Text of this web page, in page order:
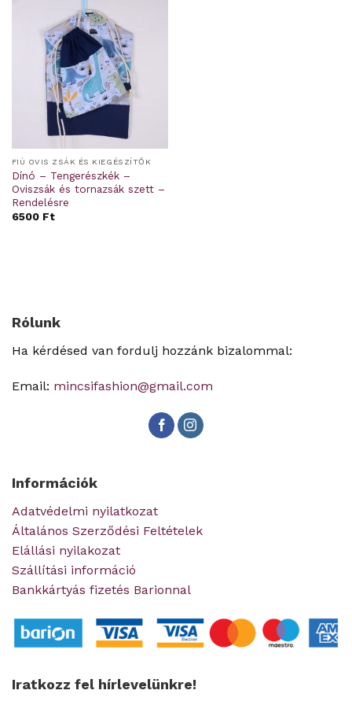
FIÚ OVIS ZSÁK ÉS KIEGÉSZÍTŐK
Dínó – Tengerészkék –
Oviszsák és tornazsák szett –
Rendelésre
6500 Ft
Rólunk
Ha kérdésed van fordulj hozzánk bizalommal:
Email: mincsifashion@gmail.com
Információk
Adatvédelmi nyilatkozat
Általános Szerződési Feltételek
Elállási nyilakozat
Szállítási információ
Bankkártyás fizetés Barionnal
Iratkozz fel hírlevelünkre!